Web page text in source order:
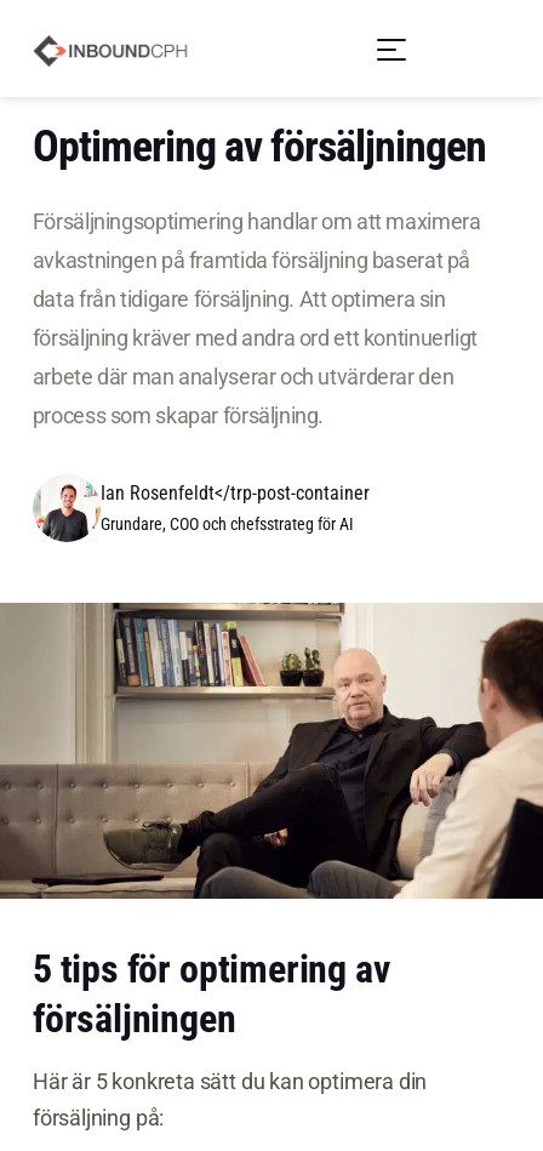
Optimering av försäljningen
Försäljningsoptimering handlar om att maximera
avkastningen på framtida försäljning baserat på
data från tidigare försäljning. Att optimera sin
försäljning kräver med andra ord ett kontinuerligt
arbete där man analyserar och utvärderar den
process som skapar försäljning.
Ian Rosenfeldt</trp-post-container
Grundare, COO och chefsstrateg för AI
5 tips för optimering av
försäljningen
Här är 5 konkreta sätt du kan optimera din
försäljning på: